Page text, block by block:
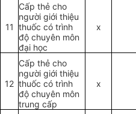
11
Cấp thẻ cho
người giới thiệu
thuốc có trình
độ chuyên môn
đại học
x
12
Cấp thẻ cho
người giới thiệu
thuốc có trình
độ chuyên môn
trung cấp
x